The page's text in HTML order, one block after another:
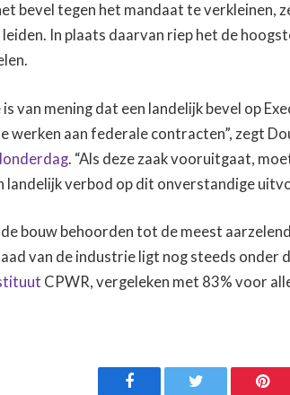
bevel tegen het mandaat te verkleinen,
In plaats daarvan riep het de
van mening dat een landelijk bevel op
werken aan federale contracten”, zegt
. “Als deze zaak vooruitgaat,
landelijk verbod op dit onverstandige
bouw behoorden tot de meest
van de industrie ligt nog steeds onder
CPWR, vergeleken met 83% voor
Facebook Twitter